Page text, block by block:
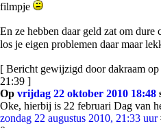
filmpje
En ze hebben daar geld zat om dure
los je eigen problemen daar maar
[ Bericht gewijzigd door dakraam
21:39 ]
Op vrijdag 22 oktober 2010 18:48
Oke, hierbij is 22 februari Dag van
zondag 22 augustus 2010, 21:33 uur